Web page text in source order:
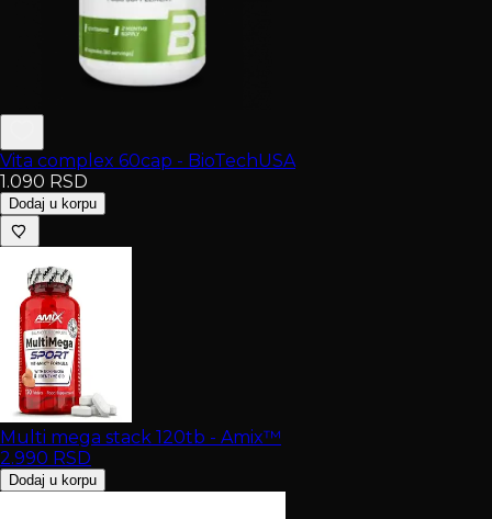
Vita complex 60cap - BioTechUSA
1.090 RSD
Dodaj u korpu
Multi mega stack 120tb - Amix™
2.990 RSD
Dodaj u korpu